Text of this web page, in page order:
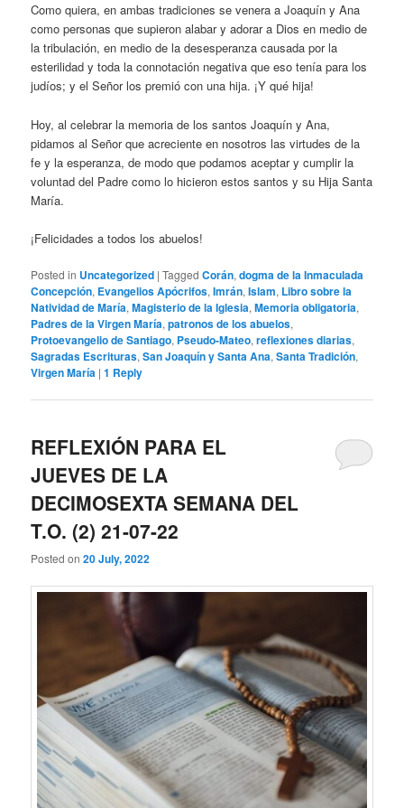
Como quiera, en ambas tradiciones se venera a Joaquín y Ana
como personas que supieron alabar y adorar a Dios en medio de
la tribulación, en medio de la desesperanza causada por la
esterilidad y toda la connotación negativa que eso tenía para los
judíos; y el Señor los premió con una hija. ¡Y qué hija!
Hoy, al celebrar la memoria de los santos Joaquín y Ana,
pidamos al Señor que acreciente en nosotros las virtudes de la
fe y la esperanza, de modo que podamos aceptar y cumplir la
voluntad del Padre como lo hicieron estos santos y su Hija Santa
María.
¡Felicidades a todos los abuelos!
Posted in Uncategorized |Tagged Corán,dogma de la Inmaculada
Concepción, Evangelios Apócrifos,Imrán,Islam, Libro sobre la
Natividad de María,Magisterio de la Iglesia,Memoria obligatoria,
Padres de la Virgen María,patronos de los abuelos,
Protoevangelio de Santiago, Pseudo-Mateo,reflexiones diarias,
Sagradas Escrituras,San Joaquín y Santa Ana,Santa Tradición,
Virgen María |1 Reply
REFLEXIÓN PARA EL
JUEVES DE LA
DECIMOSEXTA SEMANA DEL
T.O. (2) 21-07-22
Posted on20 July, 2022